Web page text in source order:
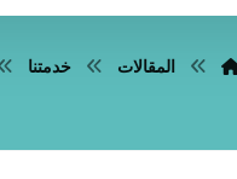
المقالات خدمتنا